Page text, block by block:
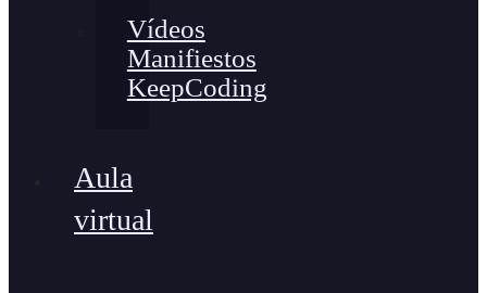
Vídeos
Manifiestos
KeepCoding
Aula
virtual